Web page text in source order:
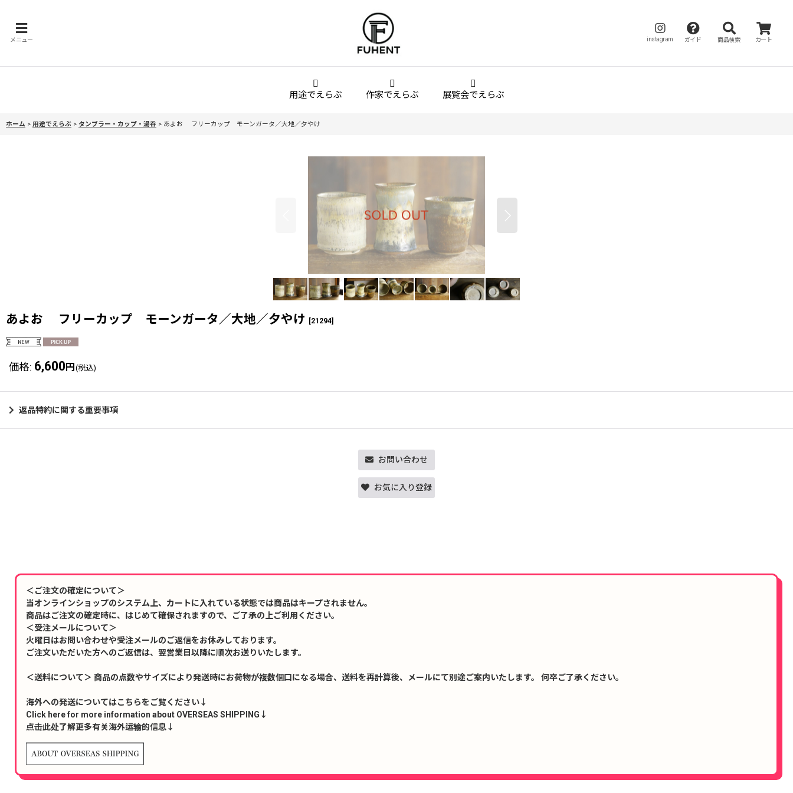
メニュー instagram ガイド 商品検索 カート
用途でえらぶ 作家でえらぶ 展覧会でえらぶ
ホーム > 用途でえらぶ > タンブラー・カップ・湯呑 > あよお フリーカップ モーンガータ／大地／夕やけ
あよお フリーカップ モーンガータ／大地／夕やけ [21294]
価格: 6,600 円 (税込)
返品特約に関する重要事項
お問い合わせ
お気に入り登録
＜ご注文の確定について＞
当オンラインショップのシステム上、カートに入れている状態では商品はキープされません。
商品はご注文の確定時に、はじめて確保されますので、ご了承の上ご利用ください。
＜受注メールについて＞
火曜日はお問い合わせや受注メールのご返信をお休みしております。
ご注文いただいた方へのご返信は、翌営業日以降に順次お送りいたします。
＜送料について＞ 商品の点数やサイズにより発送時にお荷物が複数個口になる場合、送料を再計算後、メールにて別途ご案内いたします。 何卒ご了承ください。
海外への発送についてはこちらをご覧ください↓
Click here for more information about OVERSEAS SHIPPING↓
点击此处了解更多有关海外运输的信息↓